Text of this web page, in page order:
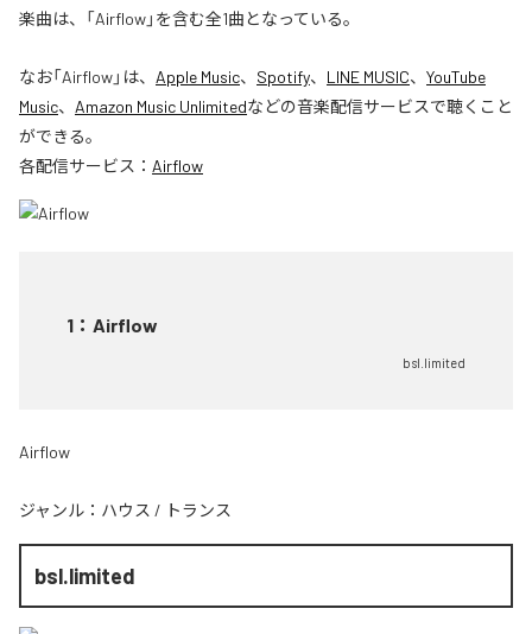
楽曲は、「Airflow」を含む全1曲となっている。
なお「Airflow」は、 Apple Music、 Spotify、 LINE MUSIC、 YouTube
Music、 Amazon Music Unlimitedなどの音楽配信サービスで聴くこと
ができる。
各配信サービス： Airflow
1 ： Airflow
bsl.limited
Airflow
ジャンル： ハウス / トランス
bsl.limited